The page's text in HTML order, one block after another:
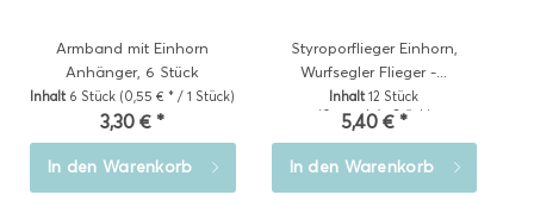
Armband mit Einhorn
Anhänger, 6 Stück
Inhalt 6 Stück (0,55 € * / 1 Stück)
3,30 € *
In den Warenkorb
Styroporflieger Einhorn,
Wurfsegler Flieger -...
Inhalt12 Stück
(0,45 € * / 1 Stück)
5,40 € *
In den Warenkorb